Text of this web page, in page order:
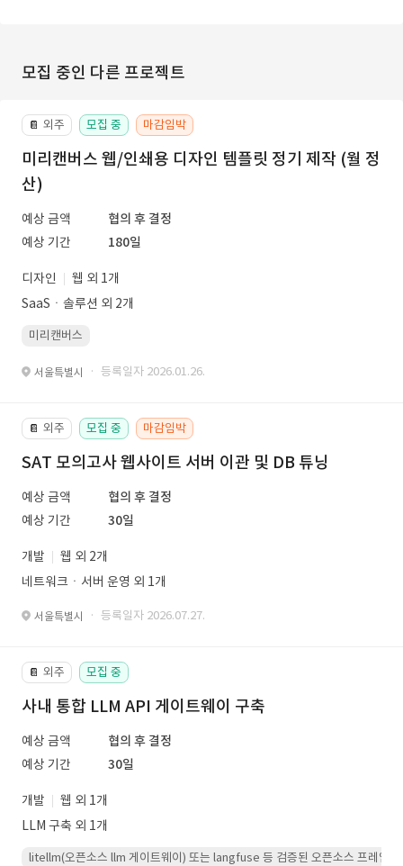
모집 중인 다른 프로젝트
📔 외주 모집 중 마감임박
미리캔버스 웹/인쇄용 디자인 템플릿 정기 제작 (월 정
산)
예상 금액
협의 후 결정
예상 기간
180일
디자인
웹 외 1개
SaaSㆍ솔루션 외 2개
미리캔버스
서울특별시 · 등록일자 2026.01.26.
📔 외주 모집 중 마감임박
SAT 모의고사 웹사이트 서버 이관 및 DB 튜닝
예상 금액
협의 후 결정
예상 기간
30일
개발
웹 외 2개
네트워크ㆍ서버 운영 외 1개
서울특별시 · 등록일자 2026.07.27.
📔 외주 모집 중
사내 통합 LLM API 게이트웨이 구축
예상 금액
협의 후 결정
예상 기간
30일
개발
웹 외 1개
LLM 구축 외 1개
litellm(오픈소스 llm 게이트웨이) 또는 langfuse 등 검증된 오픈소스 프레임워